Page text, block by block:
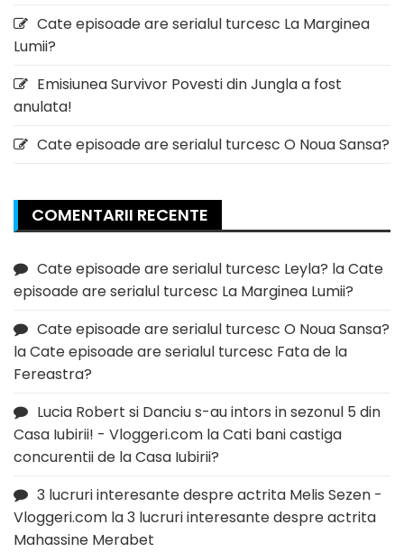
Cate episoade are serialul turcesc La Marginea
Lumii?
Emisiunea Survivor Povesti din Jungla a fost
anulata!
Cate episoade are serialul turcesc O Noua Sansa?
COMENTARII RECENTE
Cate episoade are serialul turcesc Leyla? laCate
episoade are serialul turcesc La Marginea Lumii?
Cate episoade are serialul turcesc O Noua Sansa?
laCate episoade are serialul turcesc Fata de la
Fereastra?
Lucia Robert si Danciu s-au intors in sezonul 5 din
Casa Iubirii! - Vloggeri.com laCati bani castiga
concurentii de la Casa Iubirii?
3 lucruri interesante despre actrita Melis Sezen -
Vloggeri.com la3 lucruri interesante despre actrita
Mahassine Merabet